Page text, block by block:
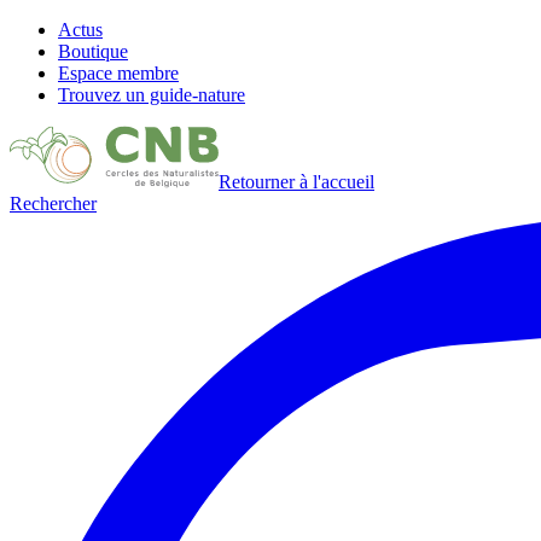
Actus
Boutique
Espace membre
Trouvez un guide-nature
Retourner à l'accueil
Rechercher